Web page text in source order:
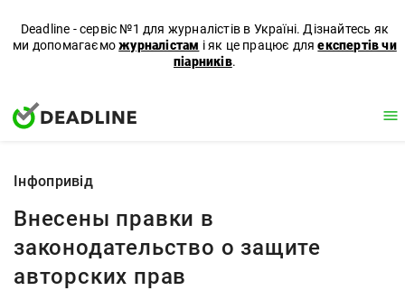
Deadline - сервіс №1 для журналістів в Україні. Дізнайтесь як
ми допомагаєможурналістам і як це працює дляекспертів чи
піарників.
Iнфопривід
Внесены правки в
законодательство о защите
авторских прав